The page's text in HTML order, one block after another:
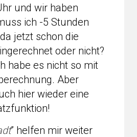
und wir haben
ich -5 Stunden
jetzt schon die
oder nicht?
habe es nicht so mit
Aber
hier wieder eine
” helfen mir weiter